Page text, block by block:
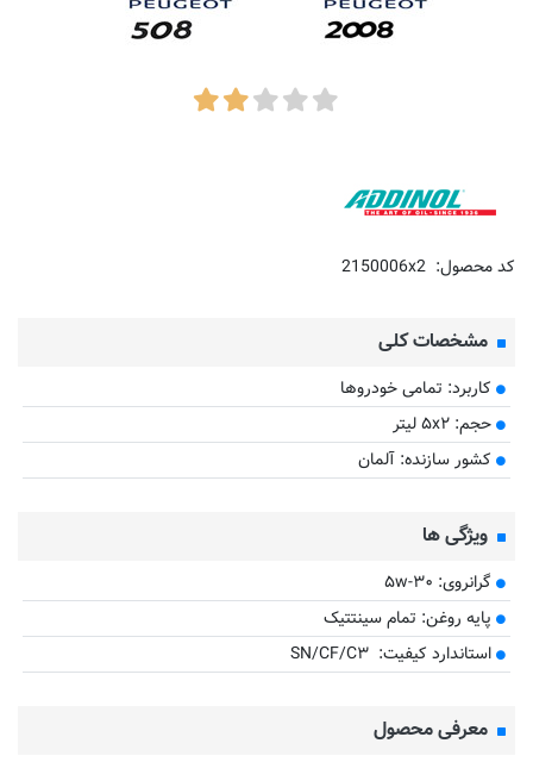
کد محصول: 2150006x2
مشخصات کلی
کاربرد: تمامی خودروها
حجم: ۵x۲ لیتر
کشور سازنده: آلمان
ویژگی ها
گرانروی: ۵w-۳۰
پایه روغن: تمام سینتتیک
استاندارد کیفیت: SN/CF/C۳
معرفی محصول